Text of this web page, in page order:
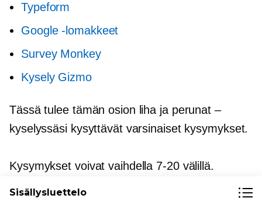
Typeform
Google -lomakkeet
Survey Monkey
Kysely Gizmo
Tässä tulee tämän osion liha ja perunat –
kyselyssäsi kysyttävät varsinaiset kysymykset.
Kysymykset voivat vaihdella 7-20 välillä.
Suunnittele ja luokittele ne siten, että saat
Sisällysluettelo